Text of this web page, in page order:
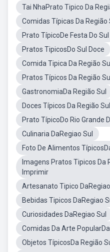
Tai NhaPrato Tipico Da
Comidas Típicas Da Região
Prato TípicoDe Festa Do Sul
Pratos TipicosDo Sul Doce
Comida Tipica Da Região
Pratos Típicos Da Região
GastronomiaDa Região Sul
Doces Típicos Da Região
Prato TípicoDo Rio Grande
Culinaria DaRegiao Sul
Foto De Alimentos
Imagens Pratos Tipicos Da
Imprimir
Artesanato Tipico DaRegiao
Bebidas Tipicos DaRegiao
Curiosidades DaRegiao Sul
Comidas Da Arte
Objetos TípicosDa Região